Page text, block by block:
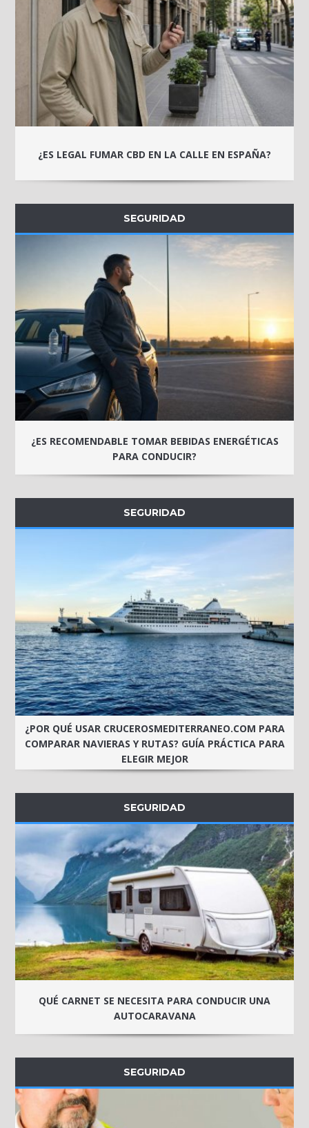
¿ES LEGAL FUMAR CBD EN LA CALLE EN ESPAÑA?
SEGURIDAD
¿ES RECOMENDABLE TOMAR BEBIDAS ENERGÉTICAS
PARA CONDUCIR?
SEGURIDAD
¿POR QUÉ USAR CRUCEROSMEDITERRANEO.COM PARA
COMPARAR NAVIERAS Y RUTAS? GUÍA PRÁCTICA PARA
ELEGIR MEJOR
SEGURIDAD
QUÉ CARNET SE NECESITA PARA CONDUCIR UNA
AUTOCARAVANA
SEGURIDAD